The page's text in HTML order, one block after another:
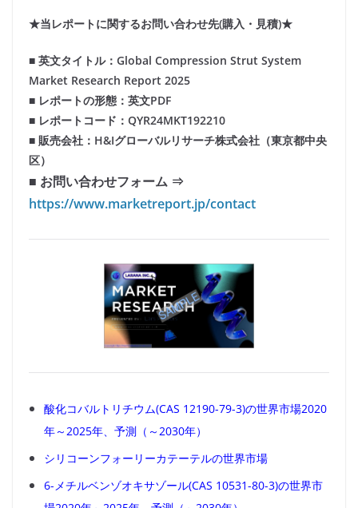
★当レポートに関するお問い合わせ先(購入・見積)★
■ 英文タイトル：Global Compression Strut System
Market Research Report 2025
■ レポートの形態：英文PDF
■ レポートコード：QYR24MKT192210
■ 販売会社：H&Iグローバルリサーチ株式会社（東京都中央
区）
■ お問い合わせフォーム ⇒
https://www.marketreport.jp/contact
酸化コバルトリチウム(CAS 12190-79-3)の世界市場2020
年～2025年、予測（～2030年）
シリコーンフォーリーカテーテルの世界市場
6-メチルベンゾオキサゾール(CAS 10531-80-3)の世界市